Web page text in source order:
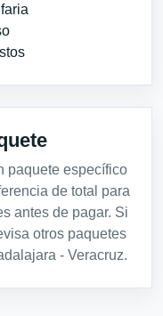
paquete específico
de total para
antes de pagar. Si
otros paquetes
- Veracruz.